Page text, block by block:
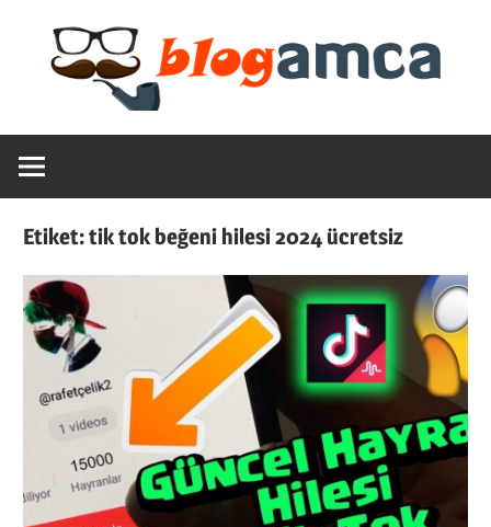
content
Blogamca
2025
Haber,
Blogların
Amcası
Etiket:tik tok beğeni hilesi 2024 ücretsiz